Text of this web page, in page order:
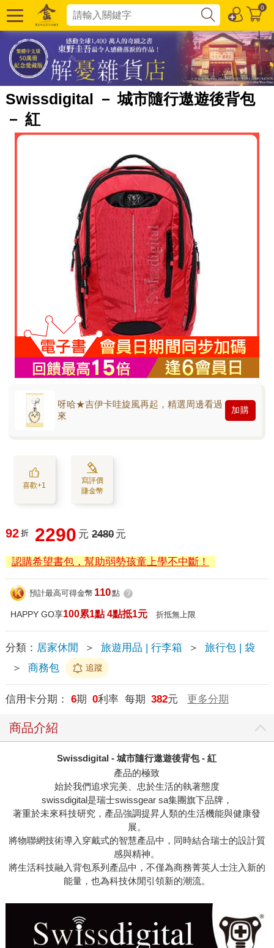
0
Swissdigital － 城市隨行遨遊後背包
－ 紅
呀哈★吉伊卡哇旋風再起，精選周邊看過
來
加購
喜歡+1
寫評價
賺金幣
92 折 2290 元 2480 元
認購希望書包，幫助弱勢孩童上學不中斷！
預計最高可得金幣 110點 ?
HAPPY GO享100累1點 4點抵1元 折抵無上限
分類： 居家休閒 ＞ 旅遊用品 | 行李箱 ＞
旅行包 | 袋
＞
商務包 追蹤
信用卡分期： 6期 0利率 每期 382元 更多分期
商品介紹
Swissdigital - 城市隨行遨遊後背包 - 紅
產品的極致
始於我們追求完美、忠於生活的執著態度
swissdigital是瑞士swissgear sa集團旗下品牌，
著重於未來科技研究，產品強調提昇人類的生活機能與健康發
展。
將物聯網技術導入穿戴式的智慧產品中，同時結合瑞士的設計質
感與精神。
將生活科技融入背包系列產品中，不僅為商務菁英人士注入新的
能量，也為科技休閒引領新的潮流。